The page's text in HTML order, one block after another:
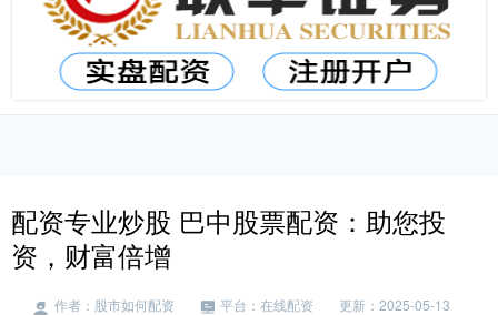
配资专业炒股 巴中股票配资：助您投
资，财富倍增
作者：股市如何配资 平台：在线配资
更新：2025-05-13